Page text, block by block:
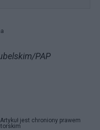
PAP
jest chroniony prawem